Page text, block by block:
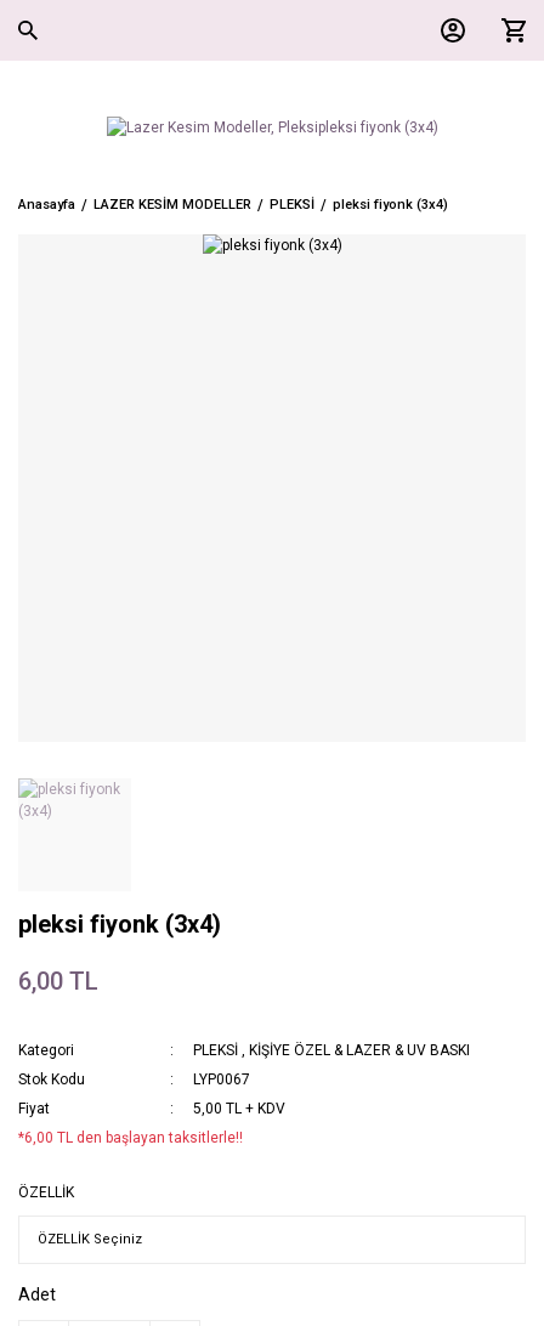
Anasayfa LAZER KESİM MODELLER PLEKSİ pleksi fiyonk (3x4)
pleksi fiyonk (3x4)
6,00 TL
Kategori PLEKSİ , KİŞİYE ÖZEL & LAZER & UV BASKI
Stok Kodu
LYP0067
Fiyat
5,00 TL + KDV
*6,00 TL den başlayan taksitlerle!!
ÖZELLİK
Adet